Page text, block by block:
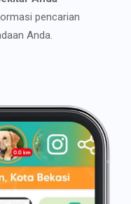
pencarian
Anda.